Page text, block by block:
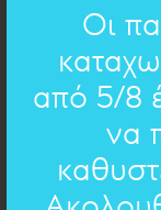
δικού σας
ΜΗΚΟΣ: 110cm
ΔΙΑΣΤΑΣΕΙΣ:
ΥΛΙΚΟ:
χάντρες
Οι
από 5/8
να